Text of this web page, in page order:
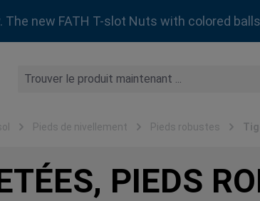
new FATH T-slot Nuts with colored
Pieds de nivellement Pieds robustes
PIEDS